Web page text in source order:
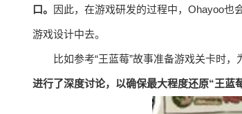
口。 因此，在游戏研发的过程中，Ohayoo也
游戏设计中去。
比如参考“王蓝莓”故事准备游戏关卡时，
进行了深度讨论，以确保最大程度还原“王蓝